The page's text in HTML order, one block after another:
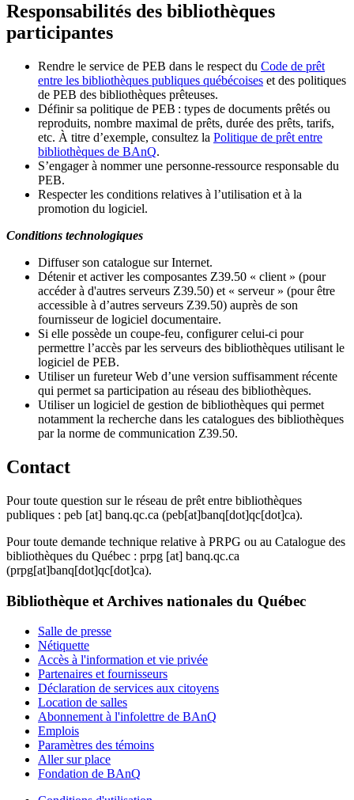
Responsabilités des bibliothèques
participantes
Rendre le service de PEB dans le respect du Code de prêt
entre les bibliothèques publiques québécoises et des politiques
de PEB des bibliothèques prêteuses.
Définir sa politique de PEB : types de documents prêtés ou
reproduits, nombre maximal de prêts, durée des prêts, tarifs,
etc. À titre d’exemple, consultez la Politique de prêt entre
bibliothèques de BAnQ.
S’engager à nommer une personne-ressource responsable du
PEB.
Respecter les conditions relatives à l’utilisation et à la
promotion du logiciel.
Conditions technologiques
Diffuser son catalogue sur Internet.
Détenir et activer les composantes Z39.50 « client » (pour
accéder à d'autres serveurs Z39.50) et « serveur » (pour être
accessible à d’autres serveurs Z39.50) auprès de son
fournisseur de logiciel documentaire.
Si elle possède un coupe-feu, configurer celui-ci pour
permettre l’accès par les serveurs des bibliothèques utilisant le
logiciel de PEB.
Utiliser un fureteur Web d’une version suffisamment récente
qui permet sa participation au réseau des bibliothèques.
Utiliser un logiciel de gestion de bibliothèques qui permet
notamment la recherche dans les catalogues des bibliothèques
par la norme de communication Z39.50.
Contact
Pour toute question sur le réseau de prêt entre bibliothèques
publiques : peb [at] banq.qc.ca (peb[at]banq[dot]qc[dot]ca).
Pour toute demande technique relative à PRPG ou au Catalogue des
bibliothèques du Québec : prpg [at] banq.qc.ca
(prpg[at]banq[dot]qc[dot]ca).
Bibliothèque et Archives nationales du Québec
Salle de presse
Nétiquette
Accès à l'information et vie privée
Partenaires et fournisseurs
Déclaration de services aux citoyens
Location de salles
Abonnement à l'infolettre de BAnQ
Emplois
Paramètres des témoins
Aller sur place
Fondation de BAnQ